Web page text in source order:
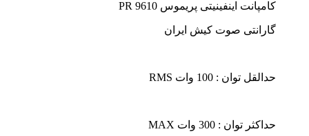
کامپانت اینفینیتی پریموس PR 9610
گارانتی صوت کیش ایران
حدالقل توان : 100 وات RMS
حداکثر توان : 300 وات MAX